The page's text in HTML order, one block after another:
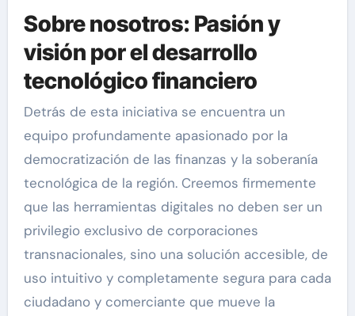
Sobre nosotros: Pasión y
visión por el desarrollo
tecnológico financiero
Detrás de esta iniciativa se encuentra un
equipo profundamente apasionado por la
democratización de las finanzas y la soberanía
tecnológica de la región. Creemos firmemente
que las herramientas digitales no deben ser un
privilegio exclusivo de corporaciones
transnacionales, sino una solución accesible, de
uso intuitivo y completamente segura para cada
ciudadano y comerciante que mueve la